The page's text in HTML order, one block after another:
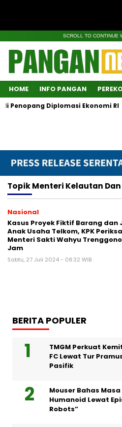
SCROLL TO CONTINUE
HOME INFO PANGAN
Penopang Diplomasi Ekonomi RI
TopikMenteri Kelautan
Nasional
Kasus Proyek Fiktif Barang dan
Anak Usaha Telkom, KPK Periksa
Menteri Sakti Wahyu Trenggono
Jam
Sabtu, 27 Juli 2024 - 08:32 WIB
BERITA POPULER
TMGM Perkuat
FC Lewat Tur
Pasifik
Mouser Bahas
Humanoid Lewat
Robots”